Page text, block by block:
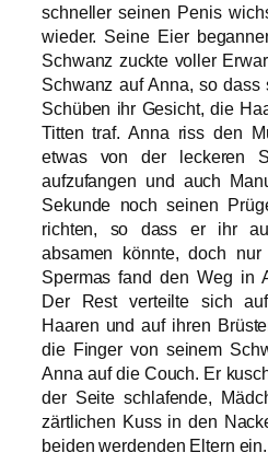
schneller seinen Penis
wieder. Seine Eier
Schwanz zuckte voller
Schwanz auf Anna, so
Schüben ihr Gesicht, die
Titten traf. Anna riss den
etwas von der leckeren
aufzufangen und auch
Sekunde noch seinen
richten, so dass er ihr
absamen könnte, doch
Spermas fand den Weg in
Der Rest verteilte sich
Haaren und auf ihren
die Finger von seinem
Anna auf die Couch. Er
der Seite schlafende,
zärtlichen Kuss in den
beiden werdenden Eltern ein.